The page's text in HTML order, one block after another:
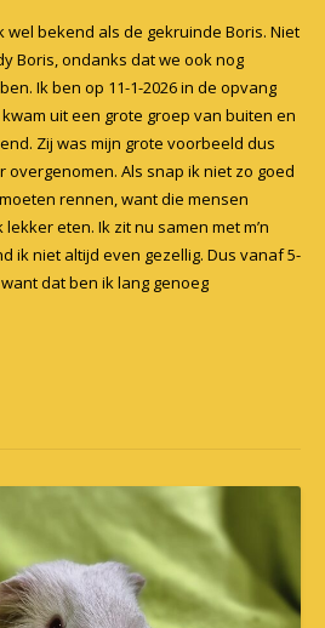
wel bekend als de gekruinde Boris. Niet
Boris, ondanks dat we ook nog
Ik ben op 11-1-2026 in de opvang
uit een grote groep van buiten en
Zij was mijn grote voorbeeld dus
overgenomen. Als snap ik niet zo goed
rennen, want die mensen
eten. Ik zit nu samen met m’n
ik niet altijd even gezellig. Dus vanaf 5-
dat ben ik lang genoeg